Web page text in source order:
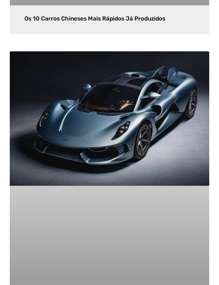
Os 10 Carros Chineses Mais Rápidos Já Produzidos